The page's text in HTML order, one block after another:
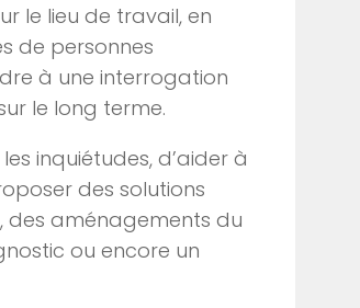
le lieu de travail, en
de personnes
à une interrogation
le long terme.
inquiétudes, d’aider à
des solutions
des aménagements du
ou encore un